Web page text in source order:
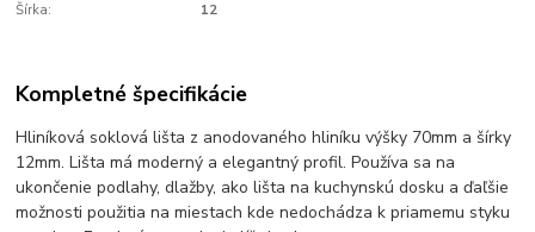
Šírka:
12
Kompletné špecifikácie
Hliníková soklová lišta z anodovaného hliníku výšky 70mm a šírky
12mm. Lišta má moderný a elegantný profil. Používa sa na
ukončenie podlahy, dlažby, ako lišta na kuchynskú dosku a ďaľšie
možnosti použitia na miestach kde nedochádza k priamemu styku